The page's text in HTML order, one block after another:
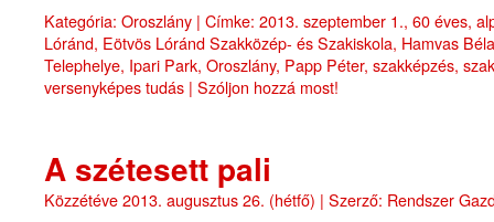
Kategória: Oroszlány | Címke: 2013. szeptember 1., 60 éves,
Lóránd, Eötvös Lóránd Szakközép- és Szakiskola, Hamvas
Telephelye, Ipari Park, Oroszlány, Papp Péter, szakképzés,
versenyképes tudás | Szóljon hozzá most!
A szétesett pali
Közzétéve2013. augusztus 26. (hétfő) | Szerző: Rendszer